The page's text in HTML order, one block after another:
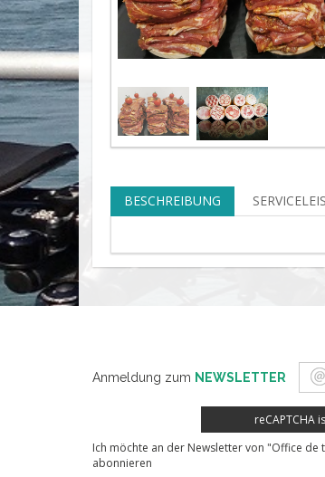
BESCHREIBUNG
Anmeldung zum NEWSLETTER
reCAPTCHA
Ich möchte an der Newsletter von "Office
abonnieren